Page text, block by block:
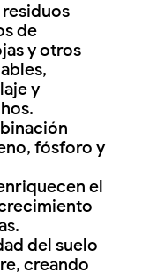
de
y otros
y
fósforo y
el
del suelo
creando